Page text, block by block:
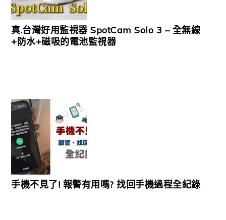
真.台灣好用監視器 SpotCam Solo 3 – 全無線
+防水+磁吸的電池監視器
手機不見了! 報警有用嗎? 找回手機過程全紀錄